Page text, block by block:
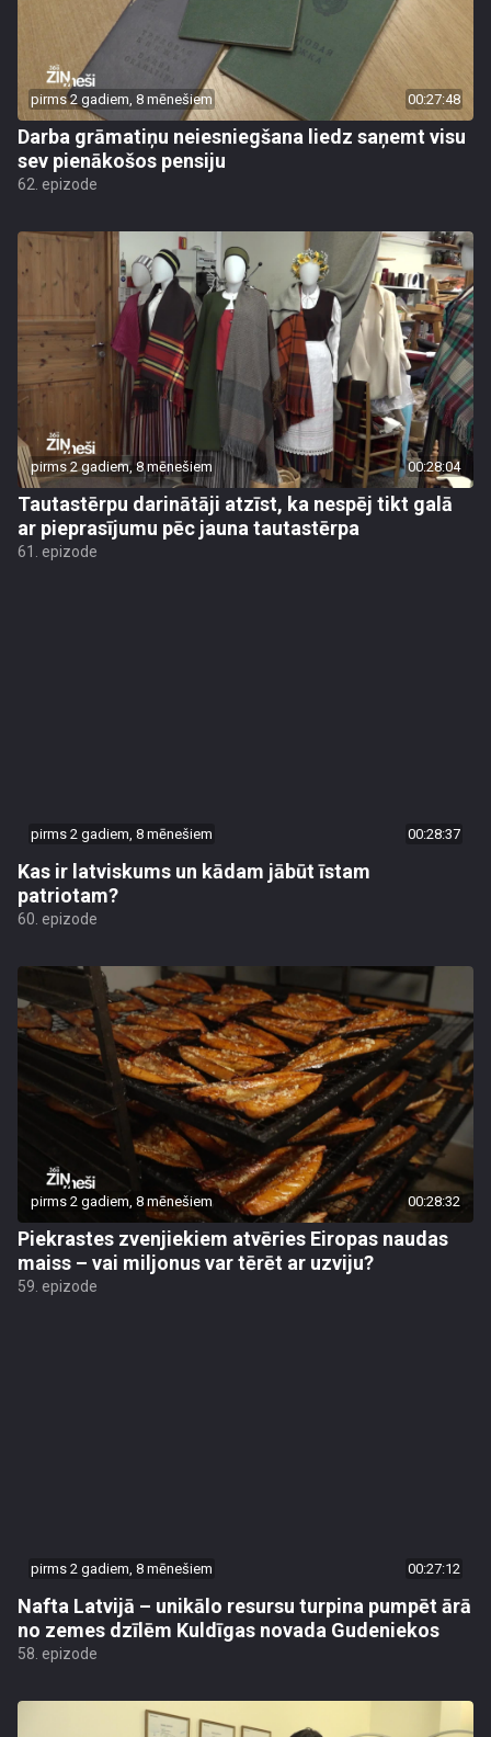
pirms 2 gadiem, 8 mēnešiem 00:27:48
Darba grāmatiņu neiesniegšana liedz saņemt visu
sev pienākošos pensiju
62. epizode
pirms 2 gadiem, 8 mēnešiem 00:28:04
Tautastērpu darinātāji atzīst, ka nespēj tikt galā
ar pieprasījumu pēc jauna tautastērpa
61. epizode
pirms 2 gadiem, 8 mēnešiem 00:28:37
Kas ir latviskums un kādam jābūt īstam
patriotam?
60. epizode
pirms 2 gadiem, 8 mēnešiem 00:28:32
Piekrastes zvenjiekiem atvēries Eiropas naudas
maiss – vai miljonus var tērēt ar uzviju?
59. epizode
pirms 2 gadiem, 8 mēnešiem 00:27:12
Nafta Latvijā – unikālo resursu turpina pumpēt ārā
no zemes dzīlēm Kuldīgas novada Gudeniekos
58. epizode